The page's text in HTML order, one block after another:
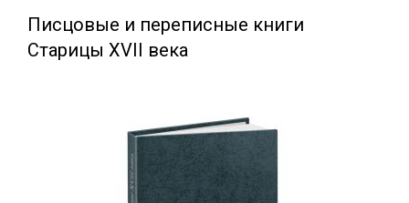
Писцовые и переписные книги
Старицы XVII века